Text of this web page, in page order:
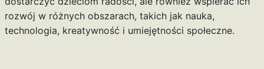
rozwój w różnych obszarach, takich jak nauka,
technologia, kreatywność i umiejętności społeczne.